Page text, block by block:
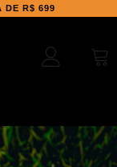
DE R$ 699
– Bunka “Golden